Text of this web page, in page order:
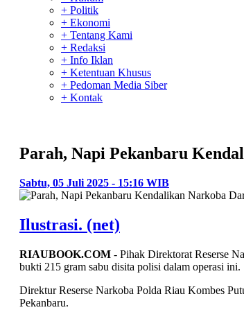
+ Politik
+ Ekonomi
+ Tentang Kami
+ Redaksi
+ Info Iklan
+ Ketentuan Khusus
+ Pedoman Media Siber
+ Kontak
Parah, Napi Pekanbaru
Sabtu, 05 Juli 2025 - 15:16 WIB
Ilustrasi. (net)
RIAUBOOK.COM - Pihak Direktorat Reserse
bukti 215 gram sabu disita polisi dalam operasi ini.
Direktur Reserse Narkoba Polda Riau Kombes
Pekanbaru.